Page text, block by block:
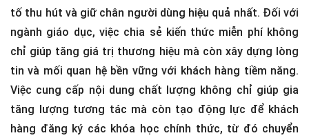
tố thu hút và giữ chân người dùng hiệu quả nhất. Đối với
ngành giáo dục, việc chia sẻ kiến thức miễn phí không
chỉ giúp tăng giá trị thương hiệu mà còn xây dựng lòng
tin và mối quan hệ bền vững với khách hàng tiềm năng.
Việc cung cấp nội dung chất lượng không chỉ giúp gia
tăng lượng tương tác mà còn tạo động lực để khách
hàng đăng ký các khóa học chính thức, từ đó chuyển